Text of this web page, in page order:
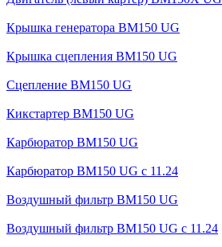
Крышка генератора BM150 UG
Крышка сцепления BM150 UG
Сцепление BM150 UG
Кикстартер BM150 UG
Карбюратор BM150 UG
Карбюратор BM150 UG с 11.24
Воздушный фильтр BM150 UG
Воздушный фильтр BM150 UG c 11.24